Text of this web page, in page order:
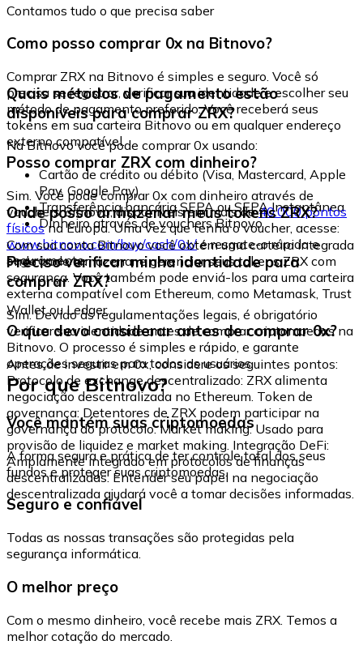
Contamos tudo o que precisa saber
Como posso comprar 0x na Bitnovo?
Comprar ZRX na Bitnovo é simples e seguro. Você só
precisa se registrar, verificar sua identidade e escolher seu
método de pagamento preferido. Você receberá seus
tokens em sua carteira Bitnovo ou em qualquer endereço
externo compatível.
Quais métodos de pagamento estão
disponíveis para comprar ZRX?
Na Bitnovo você pode comprar 0x usando:
Cartão de crédito ou débito (Visa, Mastercard, Apple
Pay, Google Pay)
Transferência bancária SEPA ou SEPA Instantânea
Dinheiro através de vouchers Bitnovo
Posso comprar ZRX com dinheiro?
Sim. Você pode comprar 0x com dinheiro através de
vouchers Bitnovo, disponíveis em mais de40.000 pontos
físicosna Europa. Uma vez que tenha o voucher, acesse:
www.bitnovo.com/buy/cash/0x/e resgate-o rápida e
seguramente.
Onde posso armazenar meus tokens ZRX?
Com sua conta Bitnovo você obtém uma carteira integrada
onde pode armazenar e gerenciar seus tokens ZRX com
segurança. Você também pode enviá-los para uma carteira
externa compatível com Ethereum, como Metamask, Trust
Wallet ou Ledger.
Preciso verificar minha identidade para
comprar ZRX?
Sim. Devido às regulamentações legais, é obrigatório
verificar sua identidade antes de comprar criptomoedas na
Bitnovo. O processo é simples e rápido, e garante
operações seguras para todos os usuários.
O que devo considerar antes de comprar 0x?
Antes de investir em 0x, considere os seguintes pontos:
Protocolo de exchange descentralizado: ZRX alimenta
negociação descentralizada no Ethereum. Token de
governança: Detentores de ZRX podem participar na
governança do protocolo. Market making: Usado para
provisão de liquidez e market making. Integração DeFi:
Amplamente integrado em protocolos de finanças
descentralizadas. Entender seu papel na negociação
descentralizada ajudará você a tomar decisões informadas.
Por que Bitnovo?
Você mantém suas criptomoedas
A forma segura e prática de ter controle total dos seus
fundos e proteger suas criptomoedas.
Seguro e confiável
Todas as nossas transações são protegidas pela
segurança informática.
O melhor preço
Com o mesmo dinheiro, você recebe mais ZRX. Temos a
melhor cotação do mercado.